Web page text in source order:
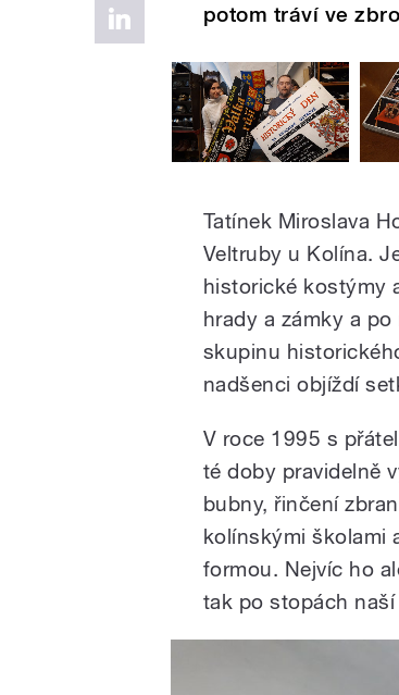
potom tráví ve
Tatínek Miroslava
Veltruby u Kolína.
historické kostýmy
hrady a zámky a
skupinu
nadšenci objíždí
V roce 1995 s
té doby pravidelně
bubny, řinčení
kolínskými školami
formou. Nejvíc ho
tak po stopách